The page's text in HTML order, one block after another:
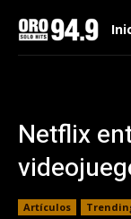
Netflix
Artículos